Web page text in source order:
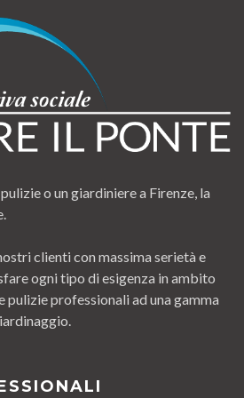
o un giardiniere a Firenze, la
clienti con massima serietà e
ogni tipo di esigenza in ambito
pulizie professionali ad una gamma